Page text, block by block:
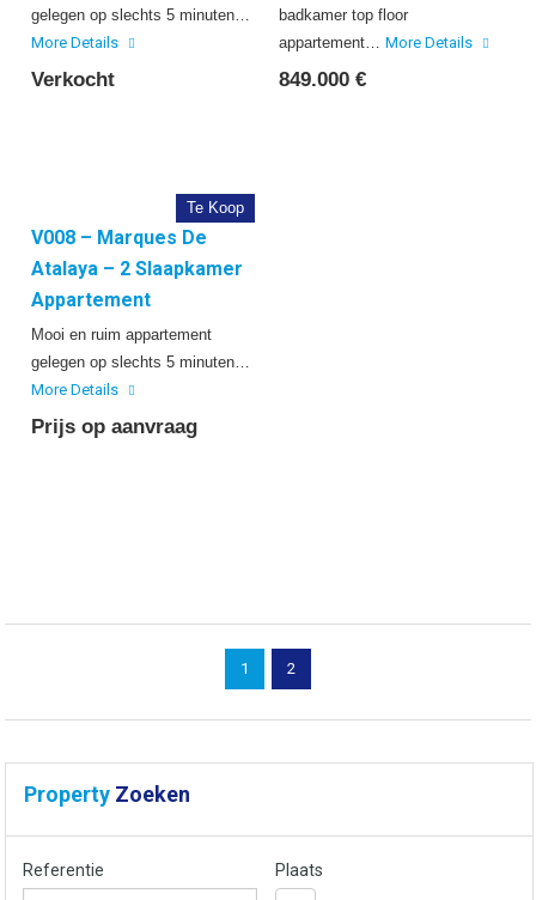
gelegen op slechts 5 minuten…
More Details
Verkocht
badkamer top floor
appartement… More Details
849.000 €
Te Koop
V008 – Marques De
Atalaya – 2 Slaapkamer
Appartement
Mooi en ruim appartement
gelegen op slechts 5 minuten…
More Details
Prijs op aanvraag
1 2
Property Zoeken
Referentie Plaats